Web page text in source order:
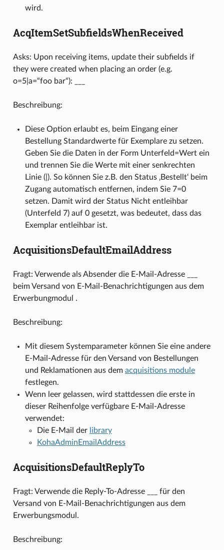
wird.
AcqItemSetSubfieldsWhenReceived
Asks: Upon receiving items, update their subfields if
they were created when placing an order (e.g.
o=5|a=“foo bar“): ___
Beschreibung:
Diese Option erlaubt es, beim Eingang einer
Bestellung Standardwerte für Exemplare zu setzen.
Geben Sie die Daten in der Form Unterfeld=Wert ein
und trennen Sie die Werte mit einer senkrechten
Linie (|). So können Sie z.B. den Status ‚Bestellt‘ beim
Zugang automatisch entfernen, indem Sie 7=0
setzen. Damit wird der Status Nicht entleihbar
(Unterfeld 7) auf 0 gesetzt, was bedeutet, dass das
Exemplar entleihbar ist.
AcquisitionsDefaultEmailAddress
Fragt: Verwende als Absender die E-Mail-Adresse ___
beim Versand von E-Mail-Benachrichtigungen aus dem
Erwerbungmodul .
Beschreibung:
Mit diesem Systemparameter können Sie eine andere
E-Mail-Adresse für den Versand von Bestellungen
und Reklamationen aus dem acquisitions module
festlegen.
Wenn leer gelassen, wird stattdessen die erste in
dieser Reihenfolge verfügbare E-Mail-Adresse
verwendet:
Die E-Mail der library
KohaAdminEmailAddress
AcquisitionsDefaultReplyTo
Fragt: Verwende die Reply-To-Adresse ___ für den
Versand von E-Mail-Benachrichtigungen aus dem
Erwerbungsmodul.
Beschreibung: